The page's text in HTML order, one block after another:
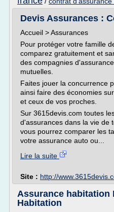
Devis Assurances :
Accueil > Assurances
Pour protéger votre famille
comparez gratuitement et
des compagnies
mutuelles.
Faites jouer la concurrence
ainsi faire des économies
et ceux de vos proches.
Sur 3615devis.com toutes
d'assurances dans la vie de
vous pourrez comparer les
votre assurance auto ou...
Lire la suite
Site : http://
Assurance habitation
Habitation